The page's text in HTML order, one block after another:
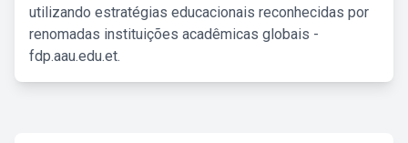
utilizando estratégias educacionais reconhecidas por
renomadas instituições acadêmicas globais -
fdp.aau.edu.et.